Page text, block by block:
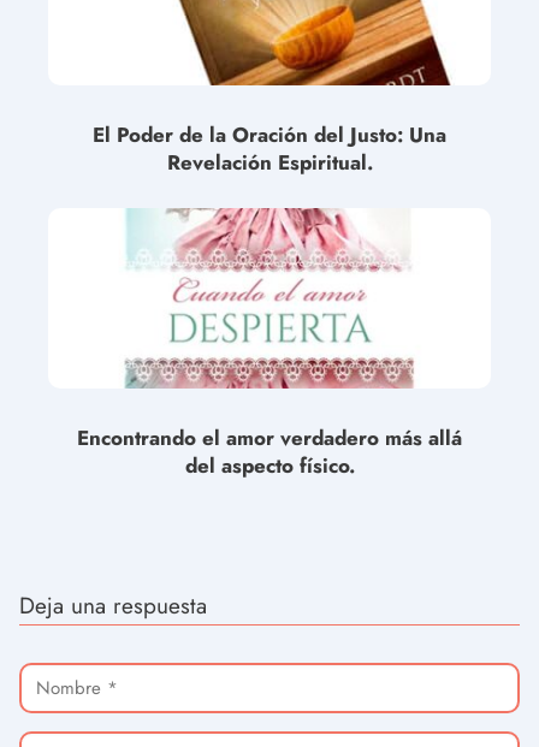
El Poder de la Oración del Justo: Una
Revelación Espiritual.
Encontrando el amor verdadero más allá
del aspecto físico.
Deja una respuesta